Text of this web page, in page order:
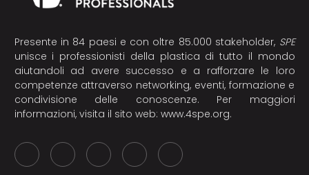
Presente in 84 paesi e con oltre 85.000 stakeholder, SPE
unisce i professionisti della plastica di tutto il mondo
aiutandoli ad avere successo e a rafforzare le loro
competenze attraverso networking, eventi, formazione e
condivisione delle conoscenze. Per maggiori
informazioni, visita il sito web: www.4spe.org.